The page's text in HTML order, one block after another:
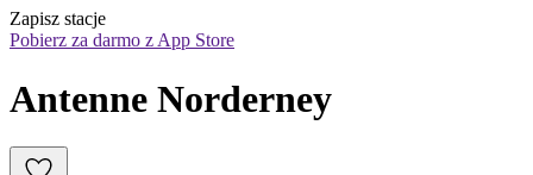
Zapisz stacje
Pobierz za darmo z App Store
Antenne Norderney